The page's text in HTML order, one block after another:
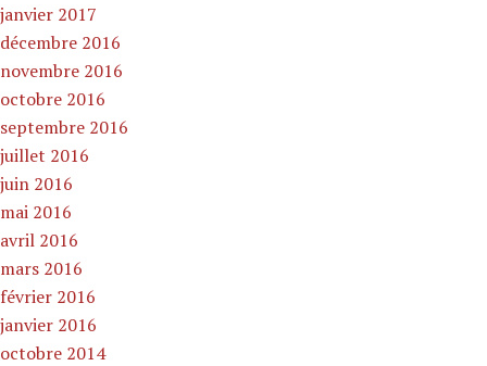
janvier 2017
décembre 2016
novembre 2016
octobre 2016
septembre 2016
juillet 2016
juin 2016
mai 2016
avril 2016
mars 2016
février 2016
janvier 2016
octobre 2014